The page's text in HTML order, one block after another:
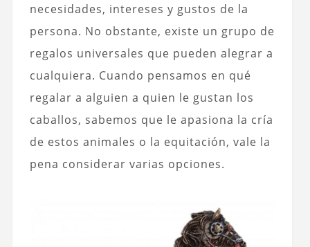
necesidades, intereses y gustos de la
persona. No obstante, existe un grupo de
regalos universales que pueden alegrar a
cualquiera. Cuando pensamos en qué
regalar a alguien a quien le gustan los
caballos, sabemos que le apasiona la cría
de estos animales o la equitación, vale la
pena considerar varias opciones.